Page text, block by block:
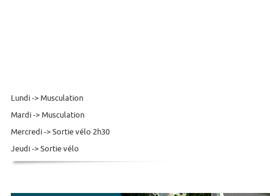
Lundi -> Musculation
Mardi -> Musculation
Mercredi -> Sortie vélo 2h30
Jeudi -> Sortie vélo